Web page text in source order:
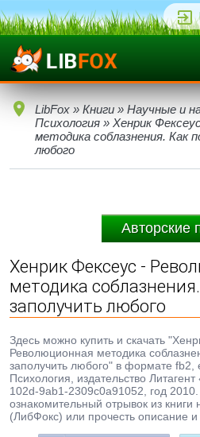
LibFox » Книги » Научные и
Психология » Хенрик
методика соблазнения. Как
любого
Авторские
Хенрик Фексеус -
методика
заполучить любого
Здесь можно купить и скачать
Революционная методика
заполучить любого" в формате
Психология, издательство
102d-9ab1-2309c0a91052, год
ознакомительный отрывок из книги
(ЛибФокс) или прочесть описание и